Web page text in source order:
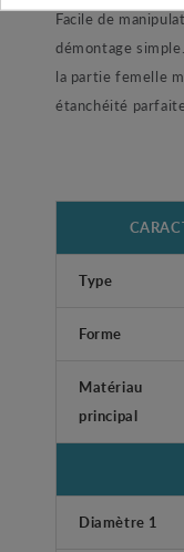
Facile de
démontage
la partie femelle
étanchéité
Type
Forme
Matériau
principal
Diamètre 1